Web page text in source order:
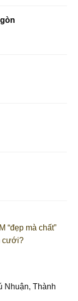
“đẹp mà chất”
cưới?
Nhuận, Thành